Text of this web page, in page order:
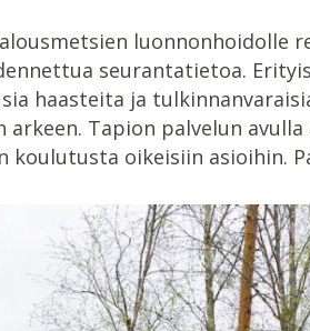
luonnonhoidolle
seurantatietoa.
haasteita ja
Tapion palvelun
koulutusta oikeisiin asioihin.